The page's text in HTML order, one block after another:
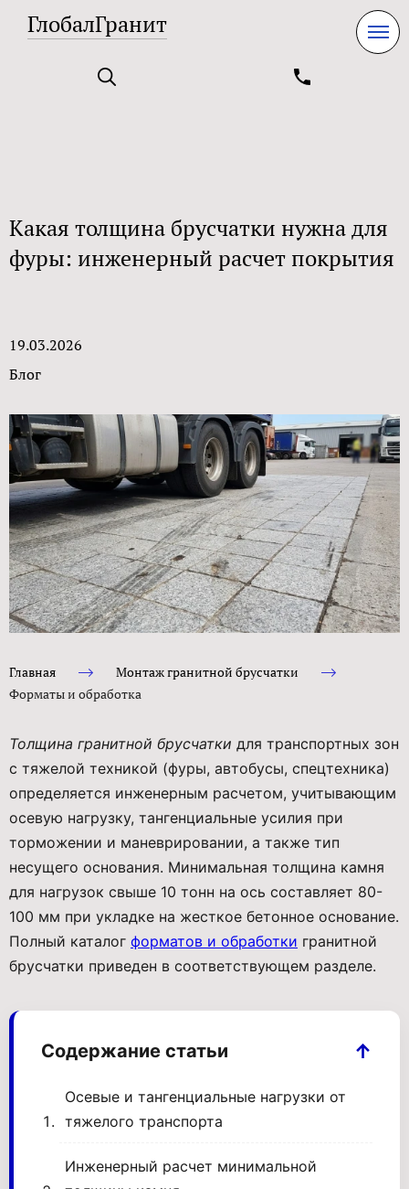
ГлобалГранит
Какая толщина брусчатки нужна для
фуры: инженерный расчет покрытия
19.03.2026
Блог
Главная
Монтаж гранитной брусчатки
Форматы и обработка
Толщина гранитной брусчатки для транспортных зон
с тяжелой техникой (фуры, автобусы, спецтехника)
определяется инженерным расчетом, учитывающим
осевую нагрузку, тангенциальные усилия при
торможении и маневрировании, а также тип
несущего основания. Минимальная толщина камня
для нагрузок свыше 10 тонн на ось составляет 80-
100 мм при укладке на жесткое бетонное основание.
Полный каталог форматов и обработки гранитной
брусчатки приведен в соответствующем разделе.
Содержание статьи
Осевые и тангенциальные нагрузки от
тяжелого транспорта
Инженерный расчет минимальной